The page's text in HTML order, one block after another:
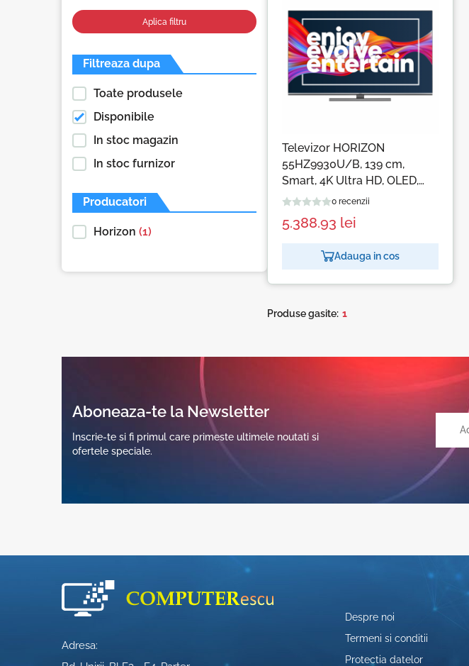
Aplica filtru
Filtreaza dupa
Toate produsele
Disponibile
In stoc magazin
In stoc furnizor
Producatori
Horizon (1)
Televizor HORIZON
55HZ9930U/B, 139 cm,
Smart, 4K Ultra HD, OLED,
CLASA G 0 recenzii
5.388.93 lei
Adauga in cos
Produse gasite: 1
Aboneaza-te la Newsletter
Inscrie-te si fi primul care primeste ultimele noutati si
ofertele speciale.
Adresa:
Despre noi
Termeni si conditii
Protectia datelor